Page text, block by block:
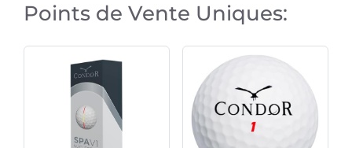
Points de Vente Uniques: